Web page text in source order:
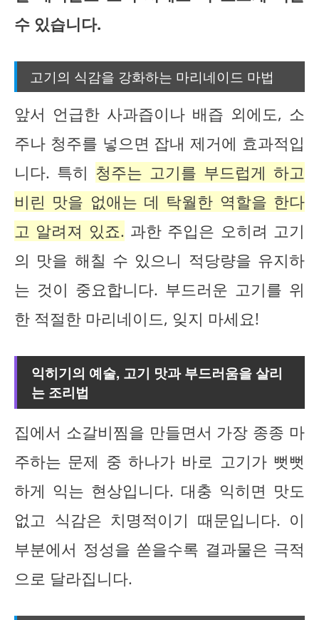
수 있습니다.
고기의 식감을 강화하는 마리네이드 마법
앞서 언급한 사과즙이나 배즙 외에도, 소
주나 청주를 넣으면 잡내 제거에 효과적입
니다. 특히 청주는 고기를 부드럽게 하고
비린 맛을 없애는 데 탁월한 역할을 한다
고 알려져 있죠. 과한 주입은 오히려 고기
의 맛을 해칠 수 있으니 적당량을 유지하
는 것이 중요합니다. 부드러운 고기를 위
한 적절한 마리네이드, 잊지 마세요!
익히기의 예술, 고기 맛과 부드러움을 살리
는 조리법
집에서 소갈비찜을 만들면서 가장 종종 마
주하는 문제 중 하나가 바로 고기가 뻣뻣
하게 익는 현상입니다. 대충 익히면 맛도
없고 식감은 치명적이기 때문입니다. 이
부분에서 정성을 쏟을수록 결과물은 극적
으로 달라집니다.